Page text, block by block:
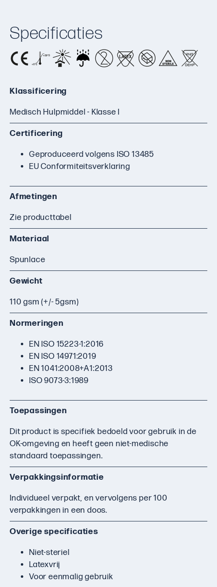
Specificaties
Klassificering
Medisch Hulpmiddel - Klasse I
Certificering
Geproduceerd volgens ISO 13485
EU Conformiteitsverklaring
Afmetingen
Zie producttabel
Materiaal
Spunlace
Gewicht
110 gsm (+/- 5gsm)
Normeringen
EN ISO 15223-1:2016
EN ISO 14971:2019
EN 1041:2008+A1:2013
ISO 9073-3:1989
Toepassingen
Dit product is specifiek bedoeld voor gebruik in de
OK-omgeving en heeft geen niet-medische
standaard toepassingen.
Verpakkingsinformatie
Individueel verpakt, en vervolgens per 100
verpakkingen in een doos.
Overige specificaties
Niet-steriel
Latexvrij
Voor eenmalig gebruik